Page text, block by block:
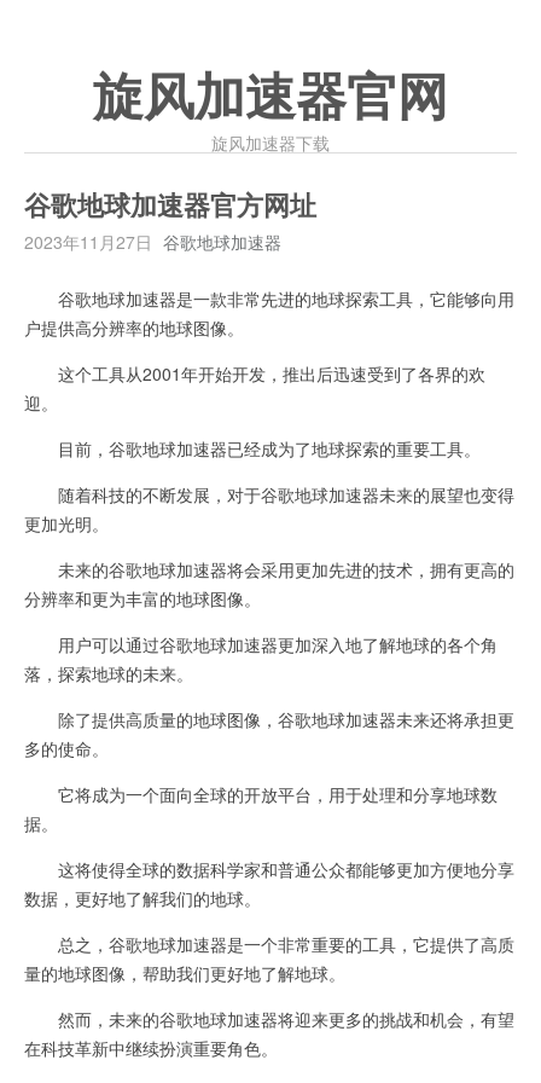
旋风加速器官网
旋风加速器下载
谷歌地球加速器官方网址
2023年11月27日 谷歌地球加速器
谷歌地球加速器是一款非常先进的地球探索工具，它能够向用
户提供高分辨率的地球图像。
这个工具从2001年开始开发，推出后迅速受到了各界的欢
迎。
目前，谷歌地球加速器已经成为了地球探索的重要工具。
随着科技的不断发展，对于谷歌地球加速器未来的展望也变得
更加光明。
未来的谷歌地球加速器将会采用更加先进的技术，拥有更高的
分辨率和更为丰富的地球图像。
用户可以通过谷歌地球加速器更加深入地了解地球的各个角
落，探索地球的未来。
除了提供高质量的地球图像，谷歌地球加速器未来还将承担更
多的使命。
它将成为一个面向全球的开放平台，用于处理和分享地球数
据。
这将使得全球的数据科学家和普通公众都能够更加方便地分享
数据，更好地了解我们的地球。
总之，谷歌地球加速器是一个非常重要的工具，它提供了高质
量的地球图像，帮助我们更好地了解地球。
然而，未来的谷歌地球加速器将迎来更多的挑战和机会，有望
在科技革新中继续扮演重要角色。